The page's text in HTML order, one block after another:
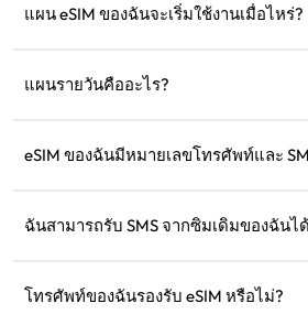
แผน eSIM ของฉันจะเริ่มใช้งานเมื่อไหร่?
แนะนำให้ติดตั้งก่อนออกเดินทาง
แผนรายวันคืออะไร?
โมงเช้าในวันถัดไป หากใช้ข้อมูลครบตา
eSIM ของฉันมีหมายเลขโทรศัพท์และ
WhatsApp เพื่อการสื่อสารได้
ฉันสามารถรับ SMS จากซิมเดิมของฉันไ
เพื่อรับ SMS เช่น การแจ้งเตือนบัตรเครดิ
โทรศัพท์ของฉันรองรับ eSIM หรือไม่?